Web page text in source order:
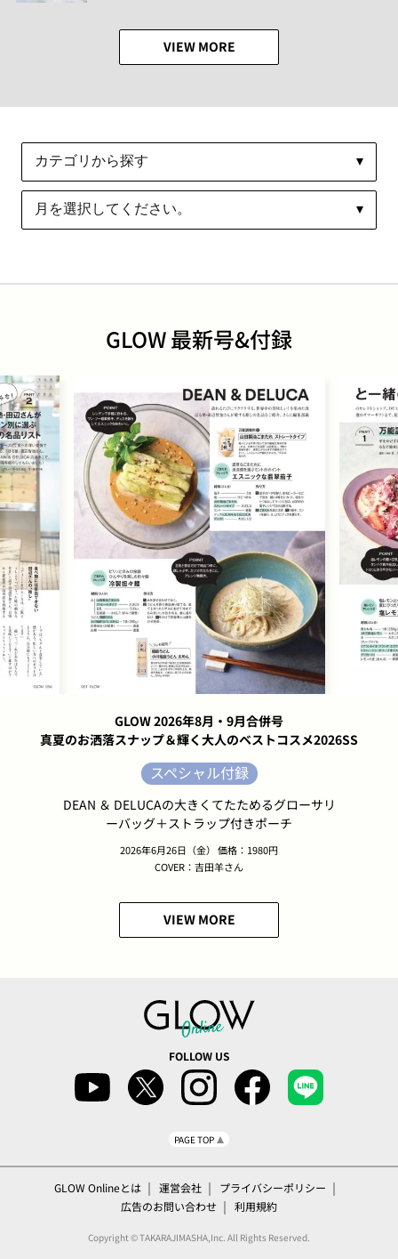
VIEW MORE
GLOW 最新号&付録
GLOW 2026年8月・9月合併号
真夏のお洒落スナップ＆輝く大人のベストコスメ2026SS
スペシャル付録
DEAN ＆ DELUCAの大きくてたためるグローサリ
ーバッグ＋ストラップ付きポーチ
2026年6月26日（金） 価格：1980円
COVER：吉田羊さん
VIEW MORE
FOLLOW US
PAGE TOP
GLOW Onlineとは 運営会社
プライバシーポリシー
広告のお問い合わせ
利用規約
Copyright © TAKARAJIMASHA,Inc. All Rights Reserved.